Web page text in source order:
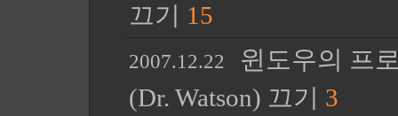
끄기 15
2007.12.22
윈도우의 프
(Dr. Watson) 끄기 3